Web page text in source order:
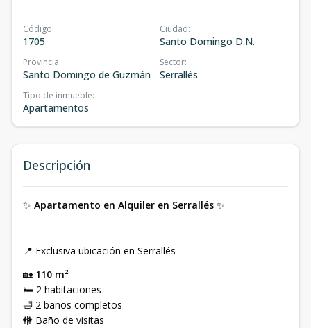
Código:
1705
Ciudad:
Santo Domingo D.N.
Provincia:
Santo Domingo de Guzmán
Sector:
Serrallés
Tipo de inmueble:
Apartamentos
Descripción
✨ Apartamento en Alquiler en Serrallés ✨
📍 Exclusiva ubicación en Serrallés
🏡 110 m²
🛏️ 2 habitaciones
🛁 2 baños completos
🚻 Baño de visitas